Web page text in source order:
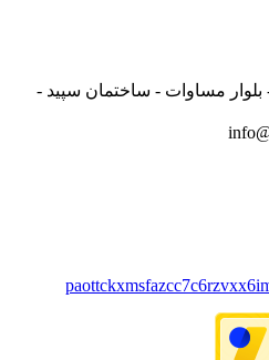
مساوات - ساختمان سپید -